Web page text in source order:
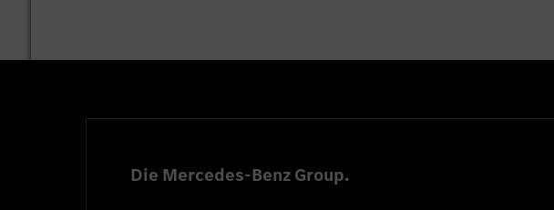
Die Mercedes-Benz Group.